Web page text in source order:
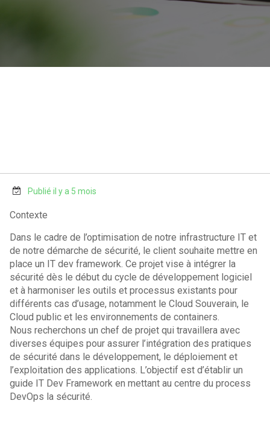
Publié il y a 5 mois
Contexte
Dans le cadre de l’optimisation de notre infrastructure IT et
de notre démarche de sécurité, le client souhaite mettre en
place un IT dev framework. Ce projet vise à intégrer la
sécurité dès le début du cycle de développement logiciel
et à harmoniser les outils et processus existants pour
différents cas d’usage, notamment le Cloud Souverain, le
Cloud public et les environnements de containers.
Nous recherchons un chef de projet qui travaillera avec
diverses équipes pour assurer l’intégration des pratiques
de sécurité dans le développement, le déploiement et
l’exploitation des applications. L’objectif est d’établir un
guide IT Dev Framework en mettant au centre du process
DevOps la sécurité.